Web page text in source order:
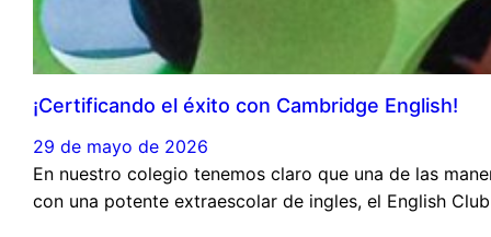
¡Certificando el éxito con Cambridge English!
29 de mayo de 2026
En nuestro colegio tenemos claro que una de las
con una potente extraescolar de ingles, el English